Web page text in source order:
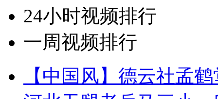
24小时视频排行
一周视频排行
【中国风】德云社孟